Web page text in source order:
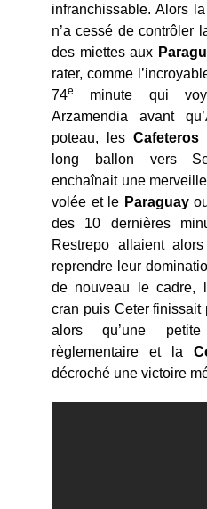
infranchissable. Alors la
n’a cessé de contrôler
des miettes aux
rater, comme
74e
minute qui
Arzamendia avant
poteau, les Cafeteros
long ballon vers
enchaînait une
volée et le Paraguay
des 10 dernières
Restrepo allaient
reprendre leur
de nouveau le cadre,
cran puis Ceter finissait
alors qu’une
règlementaire et la
décroché une victoire